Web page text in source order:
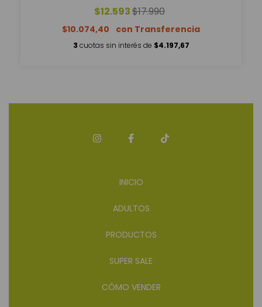
$12.593$17.990
$10.074,40
3 cuotas sin interés de $4.197,67
INICIO
ADULTOS
PRODUCTOS
SUPER SALE
CÓMO VENDER